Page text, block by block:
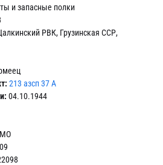
и запасные полки
РВК, Грузинская ССР,
213 азсп 37 А
04.10.1944